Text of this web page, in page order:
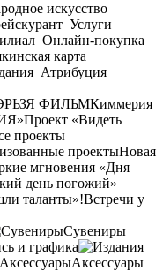
искусство
Услуги
Онлайн-покупка
карта
Атрибуция
ФИЛЬМКиммерия
Проект «Видеть
проекты
проектыНовая
мгновения «Дня
день погожий»
таланты»!Встречи у
Сувениры
и графика
Аксессуары